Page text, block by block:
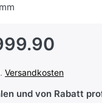
Versandkosten
und von Rabatt